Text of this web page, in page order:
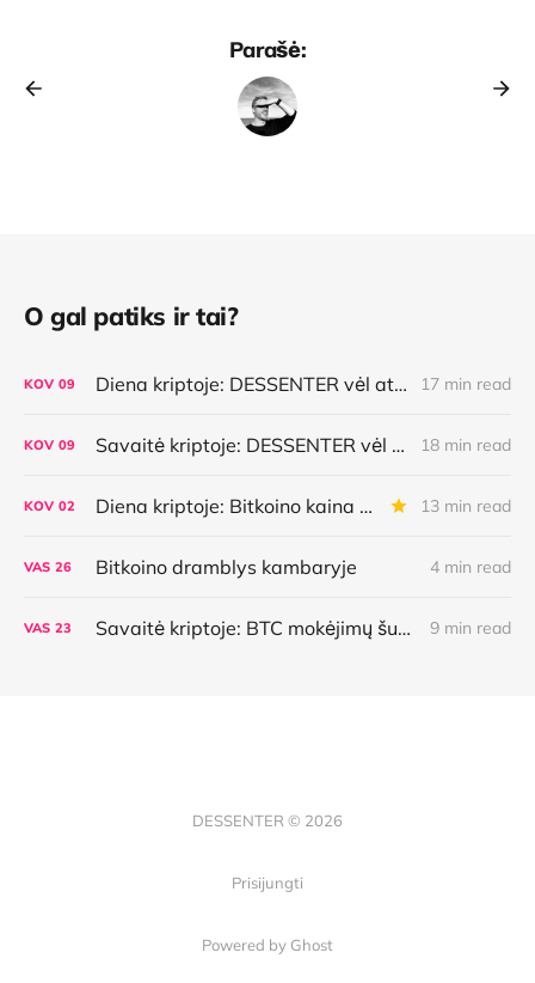
Parašė:
O gal patiks ir tai?
KOV 09 Diena kriptoje: DESSENTER vėl atsinaujino, istorinė Bitkoino savaitė, AI pasirinkimai, lietuviška MiCA 17 min read
KOV 09 Savaitė kriptoje: DESSENTER vėl atsinaujino, istorinė Bitkoino savaitė, AI pasirinkimai, lietuviška MiCA 18 min read
KOV 02 Diena kriptoje: Bitkoino kaina atsilieka nuo plėtros, kuo mokės AI agentai, Ethereum aktyvėjimas ir dar daugiau 13 min read
VAS 26 Bitkoino dramblys kambaryje 4 min read
VAS 23 Savaitė kriptoje: BTC mokėjimų šuolis, naujoviška kredito linija, AI agentų galimybės bei klaidos ir dar daugiau 9 min read
DESSENTER © 2026
Prisijungti
Powered by Ghost